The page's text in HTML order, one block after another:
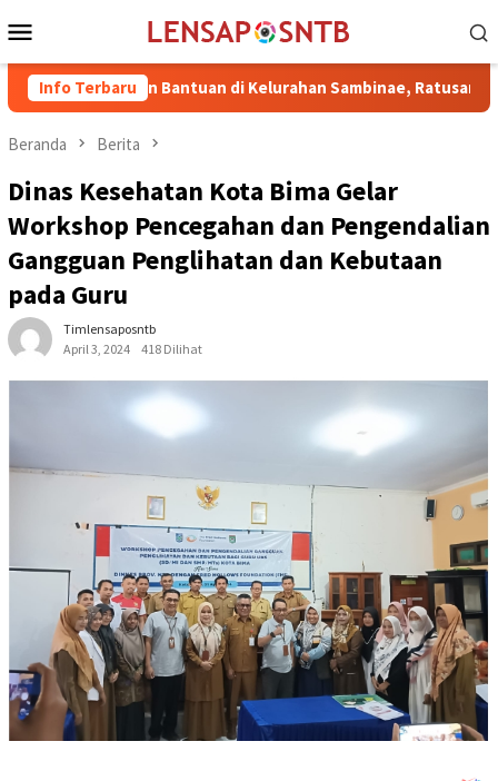
ke
Mobile
Info Terbaru
Bantuan di Kelurahan Sambinae, Ratusan Masyarakat
Beranda Berita
Dinas Kesehatan Kota Bima Gelar
Workshop Pencegahan dan Pengendalian
Gangguan Penglihatan dan Kebutaan
pada Guru
Timlensaposntb
April 3, 2024
418 Dilihat